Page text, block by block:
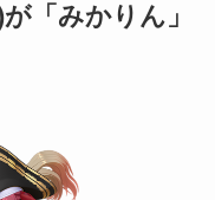
「みかりん」